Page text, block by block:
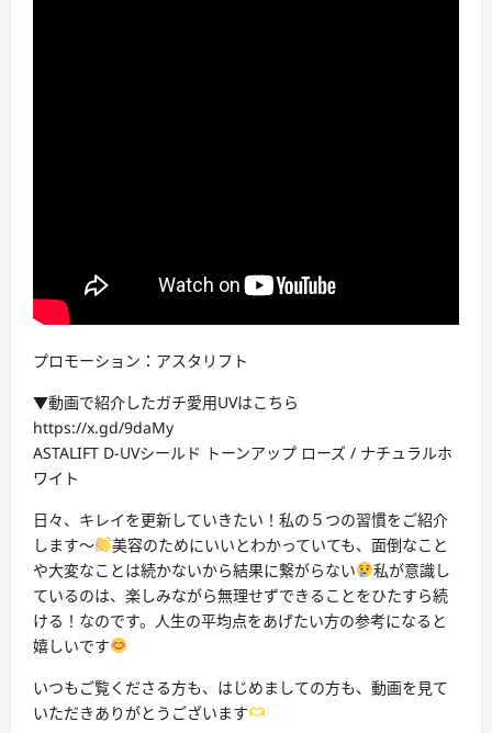
プロモーション：アスタリフト
▼動画で紹介したガチ愛用UVはこちら
https://x.gd/9daMy
ASTALIFT D-UVシールド トーンアップ ローズ / ナチュラルホ
ワイト
日々、キレイを更新していきたい！私の５つの習慣をご紹介
します〜
美容のためにいいとわかっていても、面倒なこと
や大変なことは続かないから結果に繋がらない
私が意識し
ているのは、楽しみながら無理せずできることをひたすら続
ける！なのです。人生の平均点をあげたい方の参考になると
嬉しいです
いつもご覧くださる方も、はじめましての方も、動画を見て
いただきありがとうございます